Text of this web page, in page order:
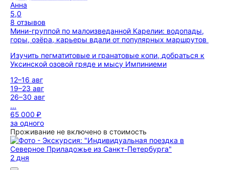
Анна
5,0
8 отзывов
Мини-группой по малоизведанной Карелии: водопады,
горы, озёра, карьеры вдали от популярных маршрутов
Изучить пегматитовые и гранатовые копи, добраться к
Уксинской озовой гряде и мысу Импиниеми
12–16 авг
19–23 авг
26–30 авг
...
65 000 ₽
за одного
Проживание не включено в стоимость
2 дня